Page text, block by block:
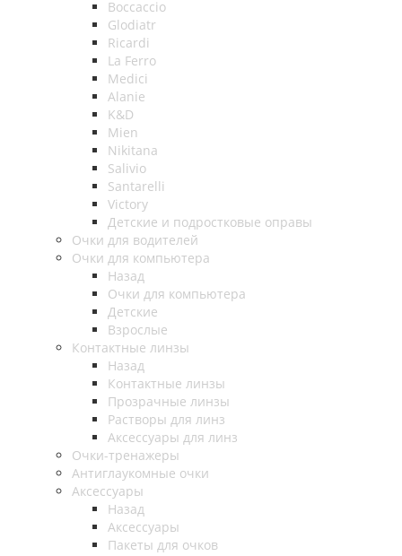
Boccaccio
Glodiatr
Ricardi
La Ferro
Medici
Alanie
K&D
Mien
Nikitana
Salivio
Santarelli
Victory
Детские и подростковые оправы
Очки для водителей
Очки для компьютера
Назад
Очки для компьютера
Детские
Взрослые
Контактные линзы
Назад
Контактные линзы
Прозрачные линзы
Растворы для линз
Аксессуары для линз
Очки-тренажеры
Антиглаукомные очки
Аксессуары
Назад
Аксессуары
Пакеты для очков